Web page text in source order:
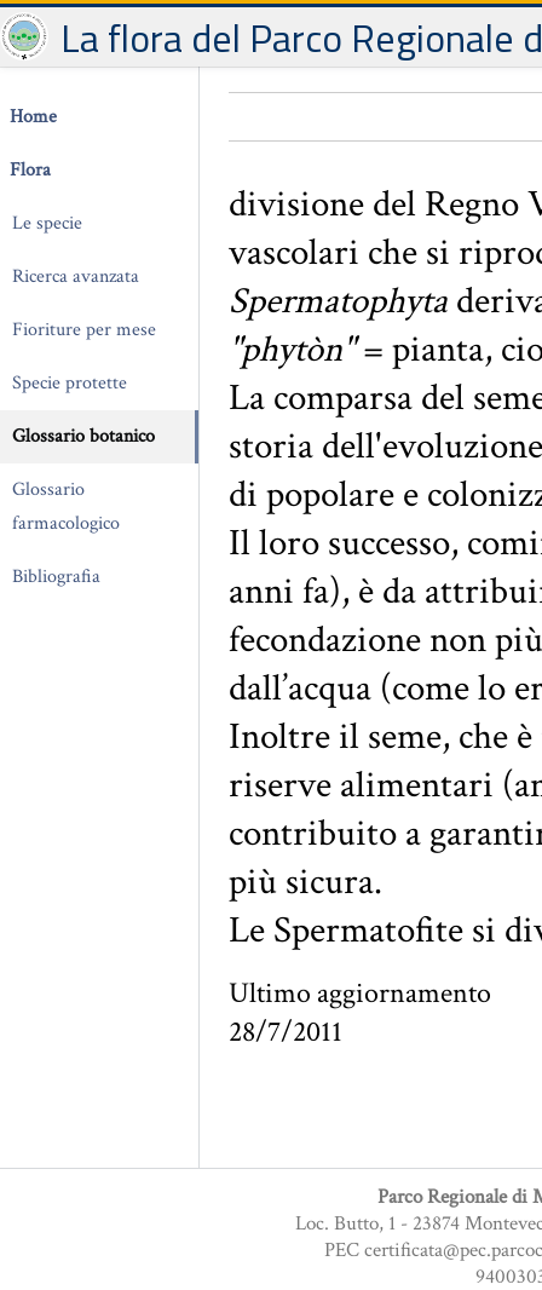
La flora del Parco Regionale
Home
Flora
Le specie
Ricerca avanzata
Fioriture per mese
Specie protette
Glossario botanico
Glossario
farmacologico
Bibliografia
divisione del Regno
vascolari che si
Spermatophyta
"phytòn"= pianta,
La comparsa del
storia
di popolare e
Il loro successo,
anni fa), è da
fecondazione non
dall’acqua (come lo
Inoltre il seme, che
riserve alimentari
contribuito a
più sicura.
Le Spermatofite si
Ultimo aggiornamento
28/7/2011
Parco Regionale di
Loc. Butto, 1 - 23874
PEC